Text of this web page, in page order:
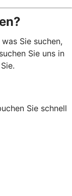
Sie suchen,
Sie uns in
Sie schnell